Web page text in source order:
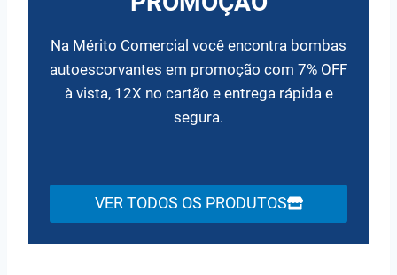
Na Mérito Comercial você encontra bombas
autoescorvantes em promoção com 7% OFF
à vista, 12X no cartão e entrega rápida e
segura.
VER TODOS OS PRODUTOS